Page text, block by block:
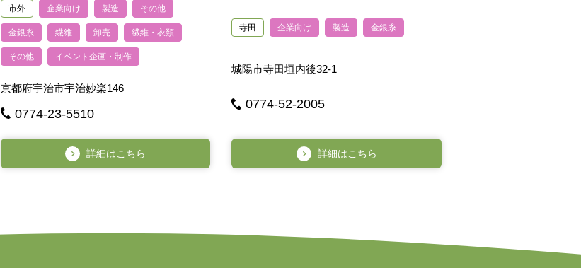
市外 企業向け 製造 その他
金銀糸 繊維 卸売 繊維・衣類
その他 イベント企画・制作
京都府宇治市宇治妙楽146
0774-23-5510
詳細はこちら
寺田 企業向け 製造 金銀糸
城陽市寺田垣内後32-1
0774-52-2005
詳細はこちら